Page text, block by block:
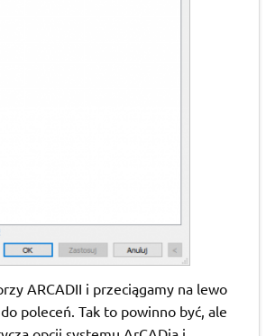
ARCADII i przeciągamy na lewo
poleceń. Tak to powinno być, ale